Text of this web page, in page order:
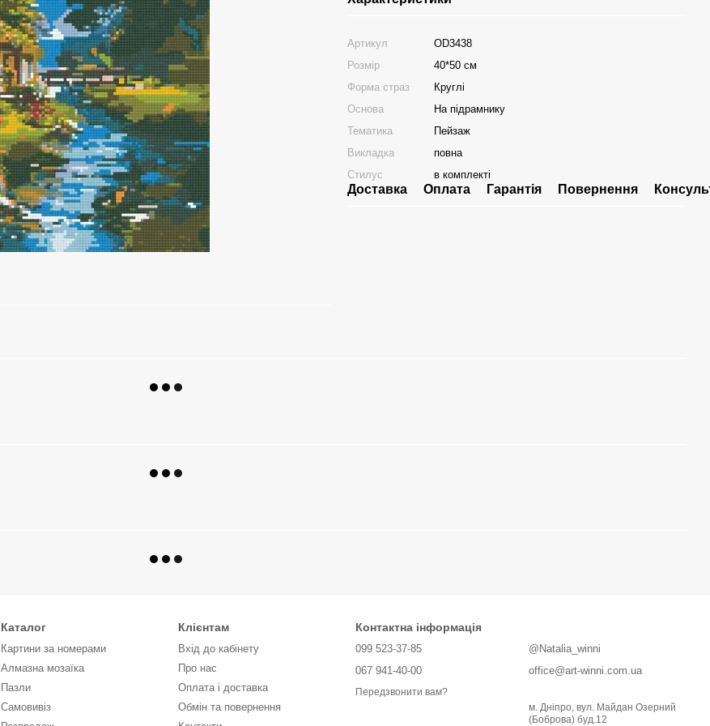
Артикул
OD3438
Розмір
40*50 см
Форма страз
Круглі
Основа
На підрамнику
Тематика
Пейзаж
Викладка
повна
Стилус
в комплекті
Доставка Оплата Гарантія Повернення
Каталог
Картини за номерами
Алмазна мозаїка
Пазли
Самовивіз
Клієнтам
Вхід до кабінету
Про нас
Оплата і доставка
Обмін та повернення
Контактна інформація
099 523-37-85
067 941-40-00
Передзвонити вам?
@Natalia_winni
office@art-winni.com.ua
м. Дніпро, вул. Майдан Озерний
(Боброва) буд.12